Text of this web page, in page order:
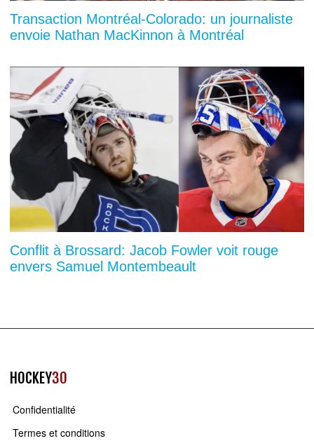
Transaction Montréal-Colorado: un journaliste
envoie Nathan MacKinnon à Montréal
Conflit à Brossard: Jacob Fowler voit rouge
envers Samuel Montembeault
HOCKEY30
Confidentialité
Termes et conditions